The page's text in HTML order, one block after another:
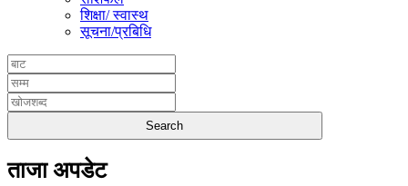
शिक्षा/ स्वास्थ
सूचना/प्रबिधि
ताजा अपडेट